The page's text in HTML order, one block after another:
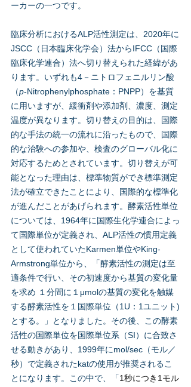
ーカーの一つです。
臨床分析におけるALP活性測定は、2020年に
JSCC（日本臨床化学会）法からIFCC（国際
臨床化学連合）法へ切り替えられた経緯があ
ります。いずれも4－ニトロフェニルリン酸
（p-Nitrophenylphosphate：PNPP）を基質
に用いますが、緩衝剤や添加剤、濃度、測定
温度が異なります。切り替えの目的は、国際
的な手法の統一の流れに沿ったもので、国際
的な治験への参加や、検査のグローバル化に
対応するためとされています。切り替えが可
能となった理由は、標準物質ができ標準測定
法が確立できたことにより、国際的な標準化
が進んだことがあげられます。酵素活性単位
については、1964年に国際生化学連合によっ
て国際単位が定義され、ALP活性の慣用定義
として使われていたKarmen単位やKing-
Armstrong単位から、「酵素活性の測定は⾄
適条件で⾏い、その初速度から基質の変化量
を求め １分間に１μmolの基質の変化を触媒
する酵素活性を１国際単位（1U：1ユニット)
とする。」となりました。その後、この酵素
活性の国際単位を国際単位系（SI）に合致さ
せる動きがあり、1999年にmol/sec（モル／
秒）で定義されたkatの使用が推奨されるこ
とになります。この中で、「1秒につき1モル